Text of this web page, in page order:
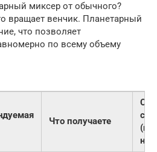
миксер от обычного?
вращает венчик. Планетарный
что позволяет
по всему объему
Что получаете